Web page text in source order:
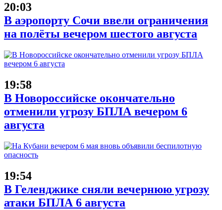
20:03
В аэропорту Сочи ввели ограничения
на полёты вечером шестого августа
19:58
В Новороссийске окончательно
отменили угрозу БПЛА вечером 6
августа
19:54
В Геленджике сняли вечернюю угрозу
атаки БПЛА 6 августа